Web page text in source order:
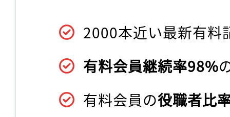
2000本近い最新有料
有料会員継続率98%
有料会員の役職者比